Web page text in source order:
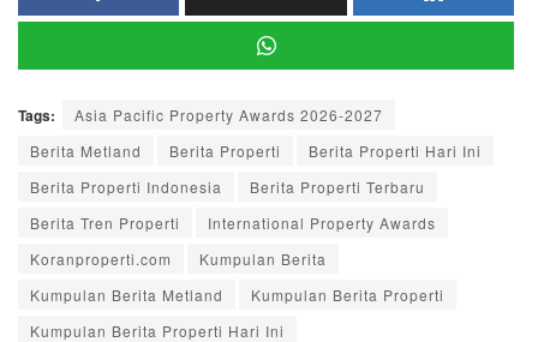
Tags:
Asia Pacific Property Awards 2026-2027
Berita Metland
Berita Properti
Berita Properti Hari Ini
Berita Properti Indonesia
Berita Properti Terbaru
Berita Tren Properti
International Property Awards
Koranproperti.com
Kumpulan Berita
Kumpulan Berita Metland
Kumpulan Berita Properti
Kumpulan Berita Properti Hari Ini